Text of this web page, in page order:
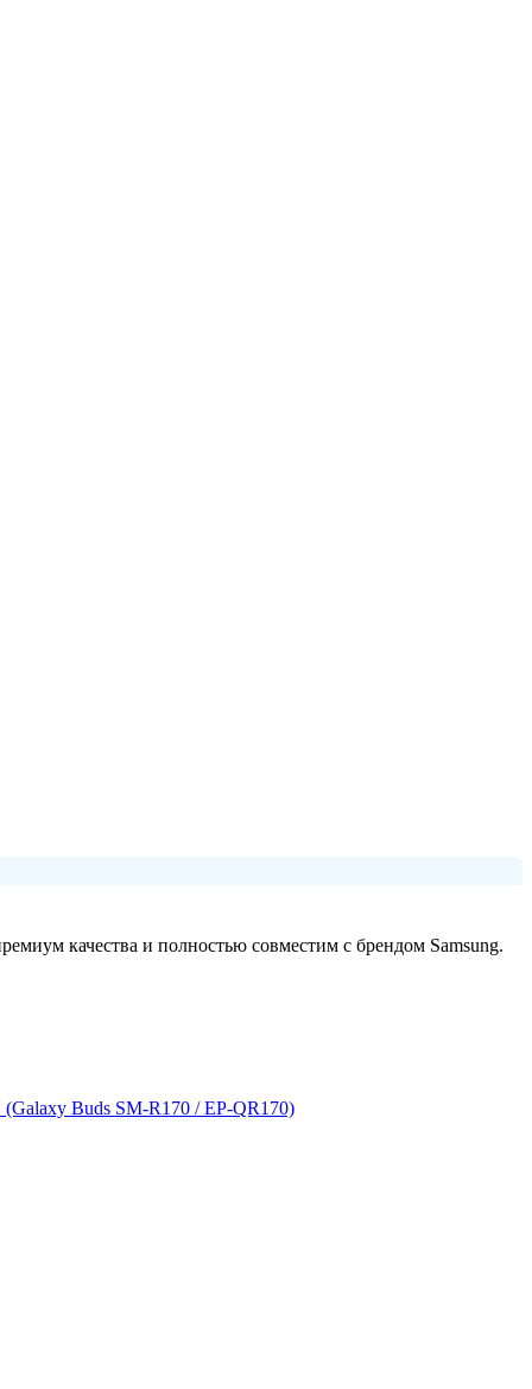
качества и полностью совместим с брендом Samsung.
Buds SM-R170 / EP-QR170)